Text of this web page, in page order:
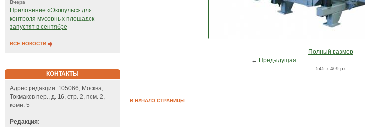
Вчера
Приложение «Экопульс» для
контроля мусорных площадок
запустят в сентябре
ВСЕ НОВОСТИ
КОНТАКТЫ
Адрес редакции: 105066, Москва,
Токмаков пер., д. 16, стр. 2, пом. 2,
комн. 5
Редакция:
← Предыдущая
Полный размер
545 x 409 px
В НАЧАЛО СТРАНИЦЫ